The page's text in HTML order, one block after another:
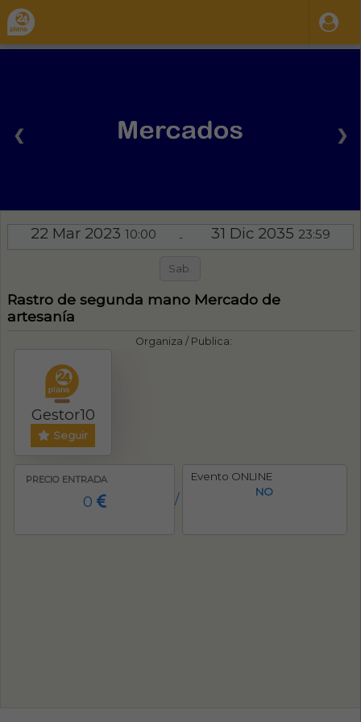
❮ ❯
22 Mar 2023 10:00 - 31 Dic 2035 23:59
Sab.
Rastro de segunda mano Mercado de
artesanía
Organiza / Publica:
Gestor10
Seguir
PRECIO ENTRADA
0 /
Evento ONLINE
NO